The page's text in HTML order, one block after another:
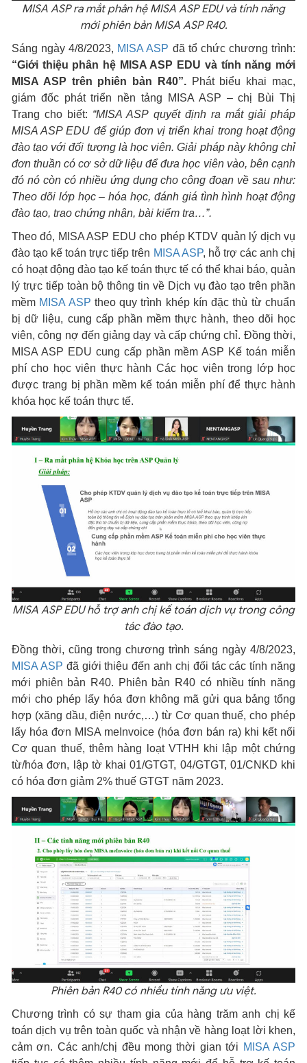
MISA ASP ra mắt phân hệ MISA ASP EDU và tính năng
mới phiên bản MISA ASP R40.
Sáng ngày 4/8/2023, MISA ASP đã tổ chức chương trình:
“Giới thiệu phân hệ MISA ASP EDU và tính năng mới
MISA ASP trên phiên bản R40”.Phát biểu khai mạc,
giám đốc phát triển nền tảng MISA ASP – chị Bùi Thị
Trang cho biết: “MISA ASP quyết định ra mắt giải pháp
MISA ASP EDU để giúp đơn vị triển khai trong hoạt động
đào tạo với đối tượng là học viên. Giải pháp này không chỉ
đơn thuần có cơ sở dữ liệu để đưa học viên vào, bên cạnh
đó nó còn có nhiều ứng dụng cho công đoạn về sau như:
Theo dõi lớp học – hóa học, đánh giá tình hình hoạt động
đào tạo, trao chứng nhận, bài kiểm tra…”.
Theo đó, MISA ASP EDU cho phép KTDV quản lý dịch vụ
đào tạo kế toán trực tiếp trên MISA ASP, hỗ trợ các anh chị
có hoạt động đào tạo kế toán thực tế có thể khai báo, quản
lý trực tiếp toàn bộ thông tin về Dịch vụ đào tạo trên phần
mềm MISA ASP theo quy trình khép kín đặc thù từ chuẩn
bị dữ liệu, cung cấp phần mềm thực hành, theo dõi học
viên, công nợ đến giảng dạy và cấp chứng chỉ. Đồng thời,
MISA ASP EDU cung cấp phần mềm ASP Kế toán miễn
phí cho học viên thực hành Các học viên trong lớp học
được trang bị phần mềm kế toán miễn phí để thực hành
khóa học kế toán thực tế.
MISA ASP EDU hỗ trợ anh chị kế toán dịch vụ trong công
tác đào tạo.
Đồng thời, cũng trong chương trình sáng ngày 4/8/2023,
MISA ASP đã giới thiệu đến anh chị đối tác các tính năng
mới phiên bản R40. Phiên bản R40 có nhiều tính năng
mới cho phép lấy hóa đơn không mã gửi qua bảng tổng
hợp (xăng dầu, điện nước,…) từ Cơ quan thuế, cho phép
lấy hóa đơn MISA meInvoice (hóa đơn bán ra) khi kết nối
Cơ quan thuế, thêm hàng loạt VTHH khi lập một chứng
từ/hóa đơn, lập tờ khai 01/GTGT, 04/GTGT, 01/CNKD khi
có hóa đơn giảm 2% thuế GTGT năm 2023.
Phiên bản R40 có nhiều tính năng ưu việt.
Chương trình có sự tham gia của hàng trăm anh chị kế
toán dịch vụ trên toàn quốc và nhận về hàng loạt lời khen,
cảm ơn. Các anh/chị đều mong thời gian tới MISA ASP